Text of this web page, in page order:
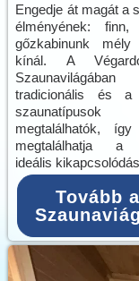
Engedje át magát a
élményének:
gőzkabinunk mély
kínál. A
tradicionális és a
szaunatípusok
megtalálhatók, így
megtalálhatja a
ideális
Tovább a